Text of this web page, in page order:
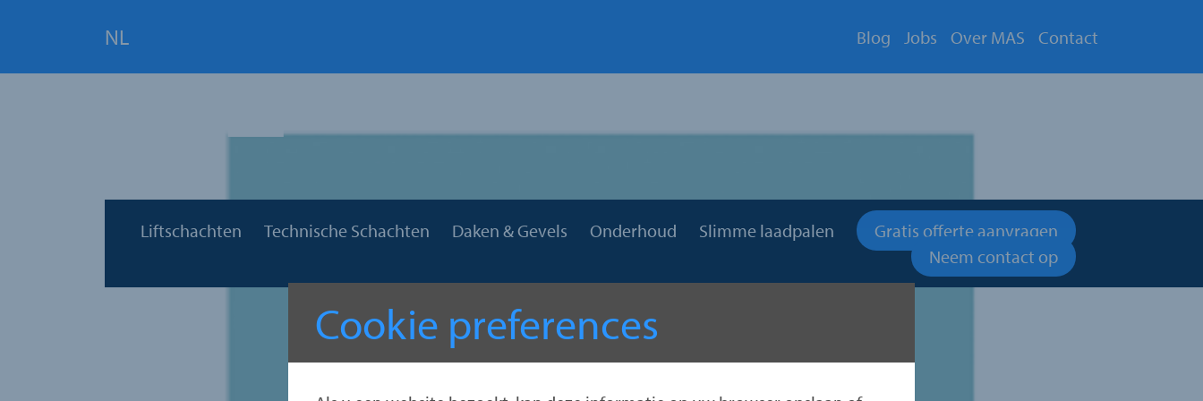
NL Blog Jobs Over MAS Contact
Liftschachten Technische Schachten Daken & Gevels Onderhoud Slimme laadpalen
Gratis offerte aanvragen
Neem contact op
Cookie preferences